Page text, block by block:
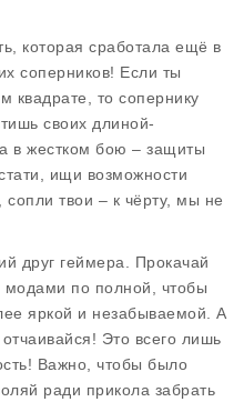
которая сработала ещё в
соперников! Если ты
то сопернику
своих длиной-
в жестком бою – защиты
ищи возможности
твои – к чёрту, мы не
друг геймера. Прокачай
модами по полной, чтобы
яркой и незабываемой. А
Это всего лишь
Важно, чтобы было
ради прикола забрать